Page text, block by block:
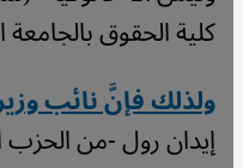
كلية الحقوق
ولذلك فإنَّ نائب
إيدان رول -من